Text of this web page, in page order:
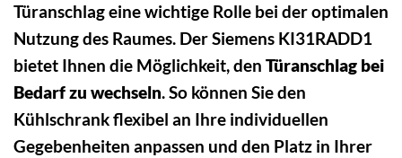
Türanschlag eine wichtige Rolle bei der optimalen
Nutzung des Raumes. Der Siemens KI31RADD1
bietet Ihnen die Möglichkeit, den Türanschlag bei
Bedarf zu wechseln. So können Sie den
Kühlschrank flexibel an Ihre individuellen
Gegebenheiten anpassen und den Platz in Ihrer